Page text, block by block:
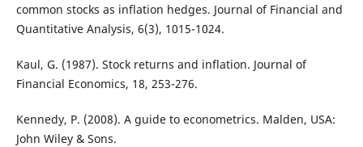
common stocks as inflation hedges. Journal of Financial and
Quantitative Analysis, 6(3), 1015-1024.
Kaul, G. (1987). Stock returns and inflation. Journal of
Financial Economics, 18, 253-276.
Kennedy, P. (2008). A guide to econometrics. Malden, USA:
John Wiley & Sons.